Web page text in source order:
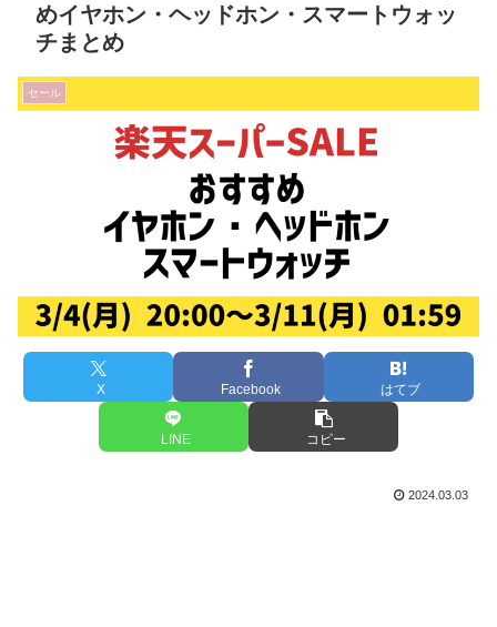
めイヤホン・ヘッドホン・スマートウォッ
チまとめ
セール
X Facebook はてブ
LINE コピー
2024.03.03